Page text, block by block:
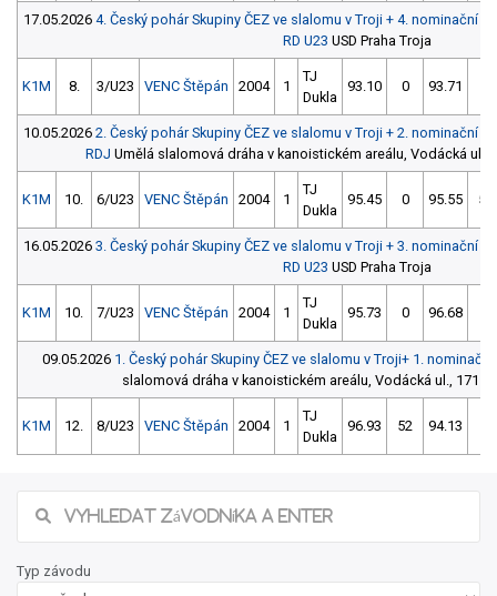
17.05.2026 4. Český pohár Skupiny ČEZ ve slalomu v Troji + 4. nominační
RD U23 USD Praha Troja
K1M 8. 3/U23 VENC Štěpán 2004 1
TJ
Dukla
93.10 0 93.71
10.05.2026 2. Český pohár Skupiny ČEZ ve slalomu v Troji + 2. nominační
RDJ Umělá slalomová dráha v kanoistickém areálu, Vodácká ul.,
K1M 10. 6/U23 VENC Štěpán 2004 1
TJ
Dukla
95.45 0 95.55 56
16.05.2026 3. Český pohár Skupiny ČEZ ve slalomu v Troji + 3. nominační
RD U23 USD Praha Troja
K1M 10. 7/U23 VENC Štěpán 2004 1
TJ
Dukla
95.73 0 96.68
09.05.2026 1. Český pohár Skupiny ČEZ ve slalomu v Troji+ 1. nominační
slalomová dráha v kanoistickém areálu, Vodácká ul., 171
K1M 12. 8/U23 VENC Štěpán 2004 1
TJ
Dukla
96.93 52 94.13
Typ závodu